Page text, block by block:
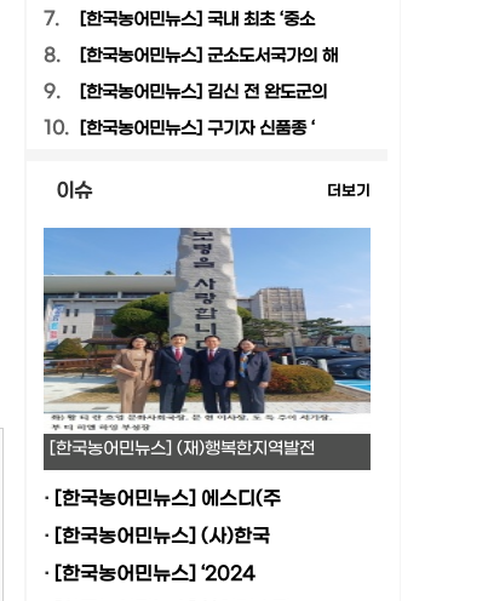
7. [한국농어민뉴스] 국내 최초 ‘중소
8. [한국농어민뉴스] 군소도서국가의 해
9. [한국농어민뉴스] 김신 전 완도군의
10. [한국농어민뉴스] 구기자 신품종 ‘
이슈 더보기
[한국농어민뉴스] (재)행복한지역발전
· [한국농어민뉴스] 에스디(주
· [한국농어민뉴스] (사)한국
· [한국농어민뉴스] ‘2024